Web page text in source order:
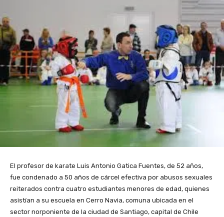
El profesor de karate Luis Antonio Gatica Fuentes, de 52 años,
fue condenado a 50 años de cárcel efectiva por abusos sexuales
reiterados contra cuatro estudiantes menores de edad, quienes
asistían a su escuela en Cerro Navia, comuna ubicada en el
sector norponiente de la ciudad de Santiago, capital de Chile